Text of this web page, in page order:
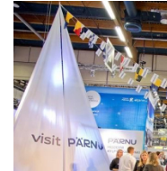
partnermaa
ning
üle
aastate
suurima
esindatusega